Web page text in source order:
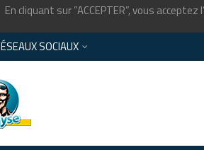
En cliquant sur ”ACCEPTER”, vous
SOCIAUX